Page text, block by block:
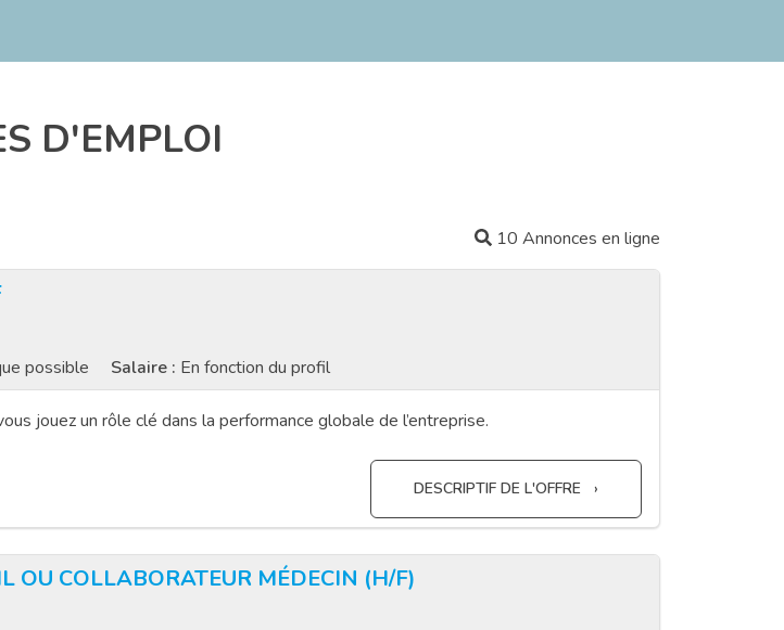
D'EMPLOI
10 Annonces en ligne
possible Salaire : En fonction du profil
jouez un rôle clé dans la performance globale de l’entreprise.
DESCRIPTIF DE L'OFFRE
OU COLLABORATEUR MÉDECIN (H/F)